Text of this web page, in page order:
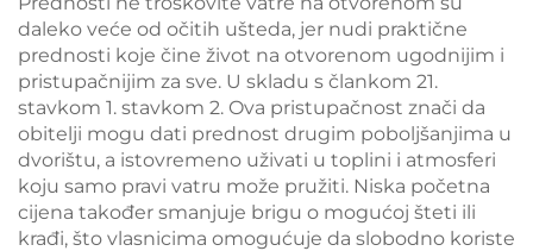
daleko veće od očitih ušteda, jer nudi praktične
prednosti koje čine život na otvorenom ugodnijim i
pristupačnijim za sve. U skladu s člankom 21.
stavkom 1. stavkom 2. Ova pristupačnost znači da
obitelji mogu dati prednost drugim poboljšanjima u
dvorištu, a istovremeno uživati u toplini i atmosferi
koju samo pravi vatru može pružiti. Niska početna
cijena također smanjuje brigu o mogućoj šteti ili
krađi, što vlasnicima omogućuje da slobodno koriste